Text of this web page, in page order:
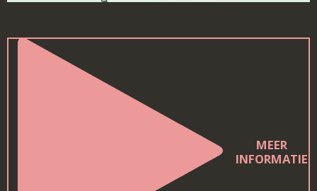
MEER
INFORMATIE